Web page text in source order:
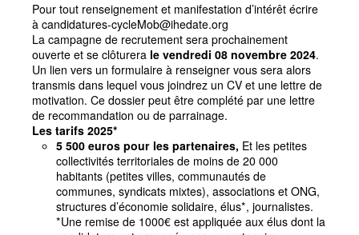
Pour tout renseignement et manifestation d’intérêt écrire
à candidatures-cycleMob@ihedate.org
La campagne de recrutement sera prochainement
ouverte et se clôturera le vendredi 08 novembre 2024.
Un lien vers un formulaire à renseigner vous sera alors
transmis dans lequel vous joindrez un CV et une lettre de
motivation. Ce dossier peut être complété par une lettre
de recommandation ou de parrainage.
Les tarifs 2025*
5 500 euros pour les partenaires, Et les petites
collectivités territoriales de moins de 20 000
habitants (petites villes, communautés de
communes, syndicats mixtes), associations et ONG,
structures d’économie solidaire, élus*, journalistes.
*Une remise de 1000€ est appliquée aux élus dont la